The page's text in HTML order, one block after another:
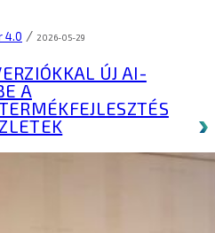
4.0 / 2026-05-29
ÚJ AI-
A